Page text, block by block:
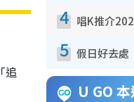
追
4
5
U GO